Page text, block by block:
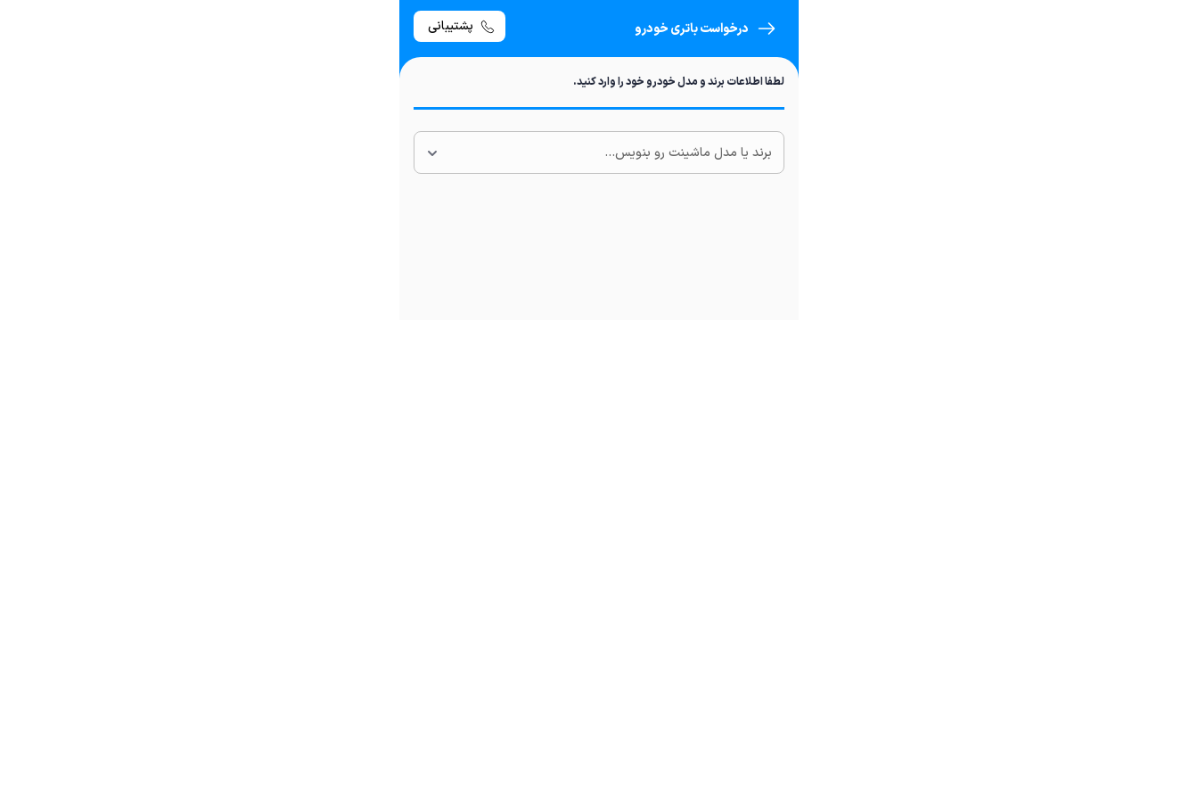
درخواست باتری خودرو پشتیبانی
لطفا اطلاعات برند و مدل خودرو خود را وارد کنید.
برند یا مدل ماشینت رو بنویس...